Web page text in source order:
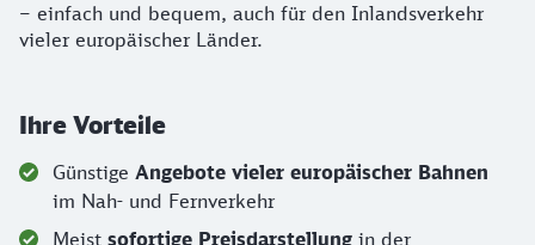
– einfach und bequem, auch für den Inlandsverkehr
vieler europäischer Länder.
Ihre Vorteile
Günstige Angebote vieler europäischer Bahnen
im Nah- und Fernverkehr
Meist sofortige Preisdarstellung in der